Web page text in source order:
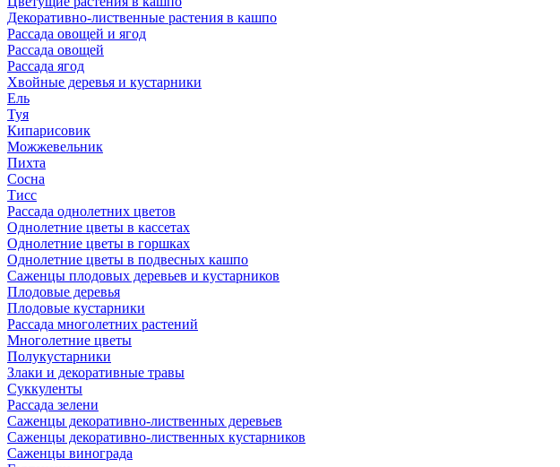
Декоративно-лиственные растения в кашпо
Рассада овощей и ягод
Рассада овощей
Рассада ягод
Хвойные деревья и кустарники
Ель
Туя
Кипарисовик
Можжевельник
Пихта
Сосна
Тисc
Рассада однолетних цветов
Однолетние цветы в кассетах
Однолетние цветы в горшках
Однолетние цветы в подвесных кашпо
Саженцы плодовых деревьев и кустарников
Плодовые деревья
Плодовые кустарники
Рассада многолетних растений
Многолетние цветы
Полукустарники
Злаки и декоративные травы
Суккуленты
Рассада зелени
Саженцы декоративно-лиственных деревьев
Саженцы декоративно-лиственных кустарников
Саженцы винограда